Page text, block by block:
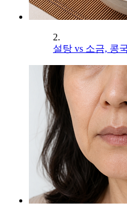
2.
설탕 vs 소금, 콩